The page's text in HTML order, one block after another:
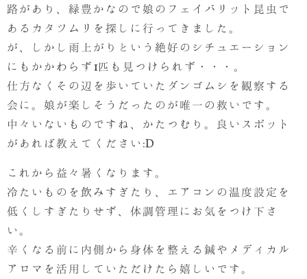
路があり、緑豊かなので娘のフェイバリット昆虫で
あるカタツムリを探しに行ってきました。
が、しかし雨上がりという絶好のシチュエーション
にもかかわらず1匹も見つけられず・・・。
仕方なくその辺を歩いていたダンゴムシを観察する
会に。娘が楽しそうだったのが唯一の救いです。
中々いないものですね、かたつむり。良いスポット
があれば教えてください:D
これから益々暑くなります。
冷たいものを飲みすぎたり、エアコンの温度設定を
低くしすぎたりせず、体調管理にお気をつけ下さ
い。
辛くなる前に内側から身体を整える鍼やメディカル
アロマを活用していただけたら嬉しいです。